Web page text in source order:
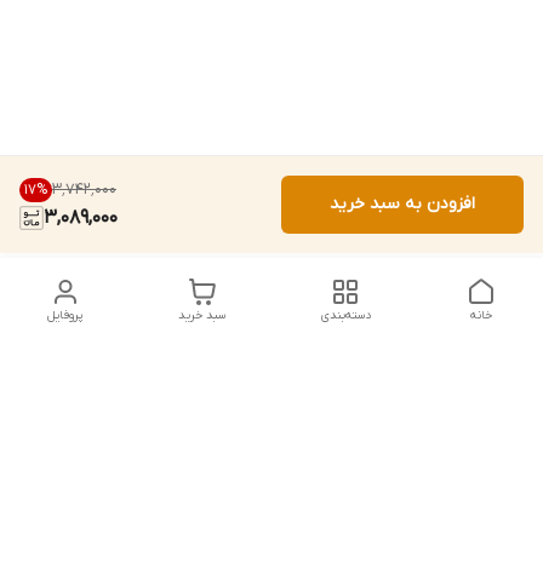
۳٬۷۴۲٬۰۰۰ 17%
3,089,000
افزودن به سبد خرید
پروفایل سبد خرید دسته‌بندی خانه